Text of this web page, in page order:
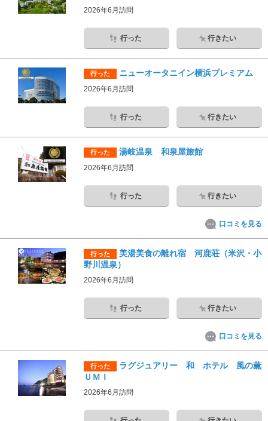
2026年6月訪問
行った 行きたい
行った ニューオータニイン横浜プレミアム
2026年6月訪問
行った 行きたい
行った 湯岐温泉 和泉屋旅館
2026年6月訪問
行った 行きたい
口コミを見る
行った
美湯美食の離れ宿 河鹿荘（米沢・小
野川温泉）
2026年6月訪問
行った 行きたい
口コミを見る
行った
ラグジュアリー 和 ホテル 風の薫
ＵＭＩ
2026年6月訪問